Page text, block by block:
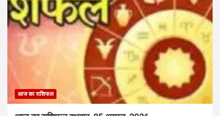
आज का राशिफल